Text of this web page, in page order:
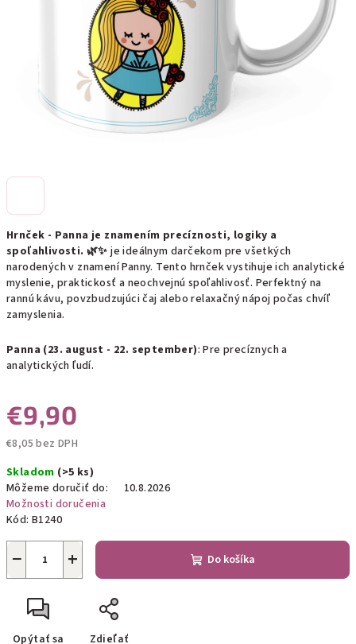
Hrnček - Panna je znamením precíznosti, logiky a
spoľahlivosti. 🌿✨ je ideálnym darčekom pre všetkých
narodených v znamení Panny. Tento hrnček vystihuje ich analytické
myslenie, praktickosť a neochvejnú spoľahlivosť. Perfektný na
rannú kávu, povzbudzujúci čaj alebo relaxačný nápoj počas chvíľ
zamyslenia.
Panna (23. august - 22. september): Pre precíznych a
analytických ľudí.
€9,90
€8,05 bez DPH
cena:
Skladom (>5 ks)
Môžeme doručiť do:
10.8.2026
Možnosti doručenia
Kód: B1240
+
− Do košíka
Opýtať sa Zdieľať